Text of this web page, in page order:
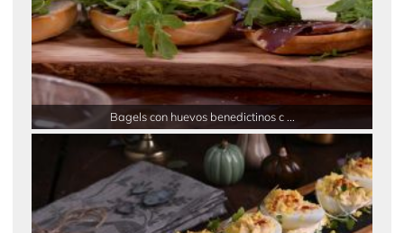
Bagels con huevos benedictinos c ...